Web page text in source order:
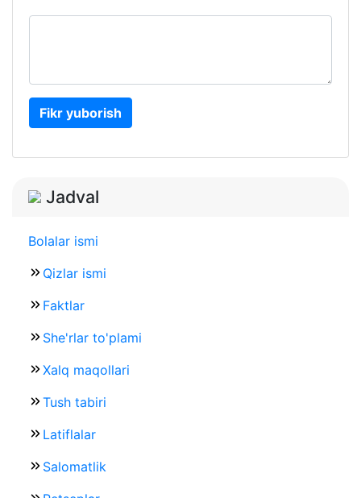
Fikr yuborish
Jadval
Bolalar ismi
Qizlar ismi
Faktlar
She'rlar to'plami
Xalq maqollari
Tush tabiri
Latiflalar
Salomatlik